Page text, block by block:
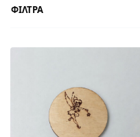
ΦΙΛΤΡΑ